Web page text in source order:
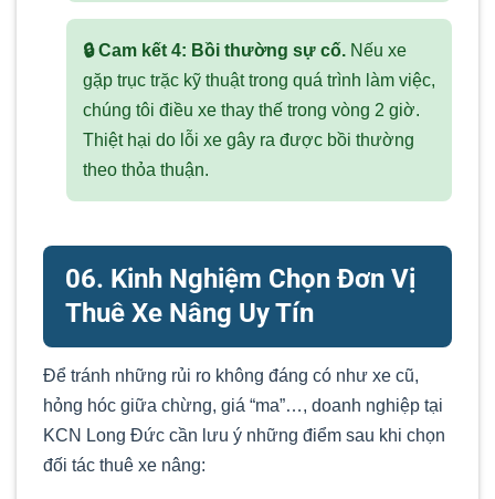
🔒 Cam kết 4: Bồi thường sự cố.Nếu xe
gặp trục trặc kỹ thuật trong quá trình làm việc,
chúng tôi điều xe thay thế trong vòng 2 giờ.
Thiệt hại do lỗi xe gây ra được bồi thường
theo thỏa thuận.
06. Kinh Nghiệm Chọn Đơn Vị
Thuê Xe Nâng Uy Tín
Để tránh những rủi ro không đáng có như xe cũ,
hỏng hóc giữa chừng, giá “ma”…, doanh nghiệp tại
KCN Long Đức cần lưu ý những điểm sau khi chọn
đối tác thuê xe nâng: